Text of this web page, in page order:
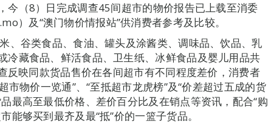
今（8）日完成调查45间超市的物价报告已上载至消委
）及“澳门物价情报站”供消费者参考及比较。
、谷类食品、食油、罐头及涂酱类、调味品、饮品、乳
冷藏食品、鲜活食品、卫生纸、冰鲜食品及婴儿用品共
反映同款货品售价在各间超市有不同程度差价，消费者
市物价一览通”、“至抵超市龙虎榜”及“价差超过五成的货
最高至最低价格、差价百分比及在销点等资讯，配合“购
能够买到最齐及最“抵”价的一篮子货品。